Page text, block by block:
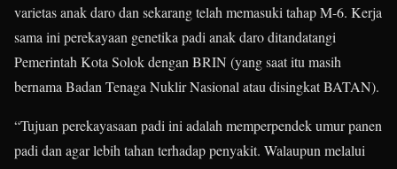
varietas anak daro dan sekarang telah memasuki tahap M-6. Kerja
sama ini perekayaan genetika padi anak daro ditandatangi
Pemerintah Kota Solok dengan BRIN (yang saat itu masih
bernama Badan Tenaga Nuklir Nasional atau disingkat BATAN).
“Tujuan perekayasaan padi ini adalah memperpendek umur panen
padi dan agar lebih tahan terhadap penyakit. Walaupun melalui